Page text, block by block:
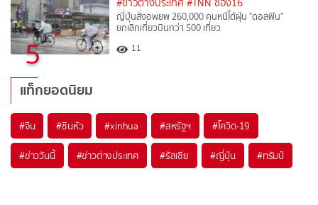
5
ญี่ปุ่นสั่งอพยพ 260,000 คนหนีไต้ฝุ่น "ดอลฟิน"
ยกเลิกเที่ยวบินกว่า 500 เที่ยว
11
แท็กยอดนิยม
#จีน #ซินหัว #xinhua #สหรัฐฯ #โควิด-19
#ข่าววันนี้ #ข่าวต่างประเทศ #รัสเซีย #ญี่ปุ่น #ทรัมป์